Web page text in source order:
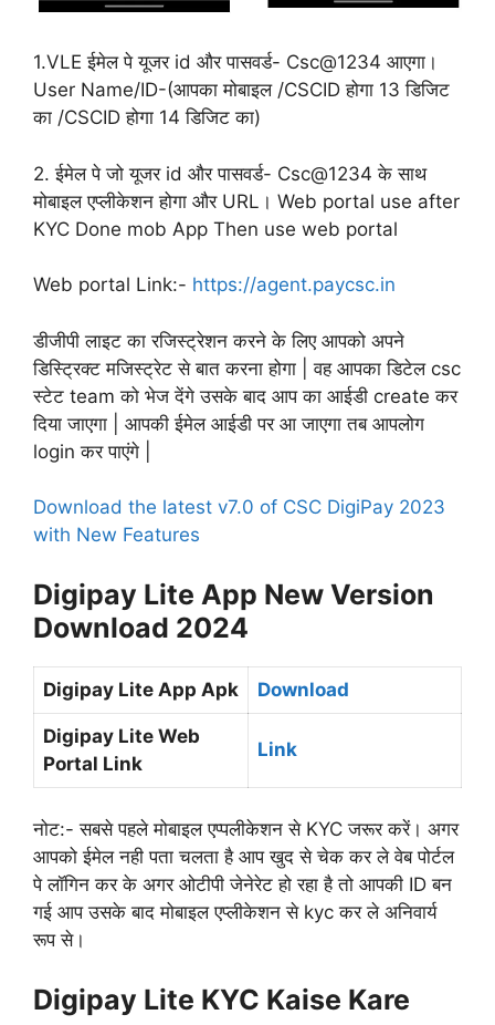
1.VLE ईमेल पे यूजर id और पासवर्ड- Csc@1234 आएगा।
User Name/ID-(आपका मोबाइल /CSCID होगा 13 डिजिट
का /CSCID होगा 14 डिजिट का)
2. ईमेल पे जो यूजर id और पासवर्ड- Csc@1234 के साथ
मोबाइल एप्लीकेशन होगा और URL। Web portal use after
KYC Done mob App Then use web portal
Web portal Link:- https://agent.paycsc.in
डीजीपी लाइट का रजिस्ट्रेशन करने के लिए आपको अपने
डिस्ट्रिक्ट मजिस्ट्रेट से बात करना होगा | वह आपका डिटेल csc
स्टेट team को भेज देंगे उसके बाद आप का आईडी create कर
दिया जाएगा | आपकी ईमेल आईडी पर आ जाएगा तब आपलोग
login कर पाएंगे |
Download the latest v7.0 of CSC DigiPay 2023
with New Features
Digipay Lite App New Version
Download 2024
Digipay Lite App Apk Download
Digipay Lite Web
Portal Link
Link
नोट:- सबसे पहले मोबाइल एप्पलीकेशन से KYC जरूर करें। अगर
आपको ईमेल नही पता चलता है आप खुद से चेक कर ले वेब पोर्टल
पे लॉगिन कर के अगर ओटीपी जेनेरेट हो रहा है तो आपकी ID बन
गई आप उसके बाद मोबाइल एप्लीकेशन से kyc कर ले अनिवार्य
रूप से।
Digipay Lite KYC Kaise Kare